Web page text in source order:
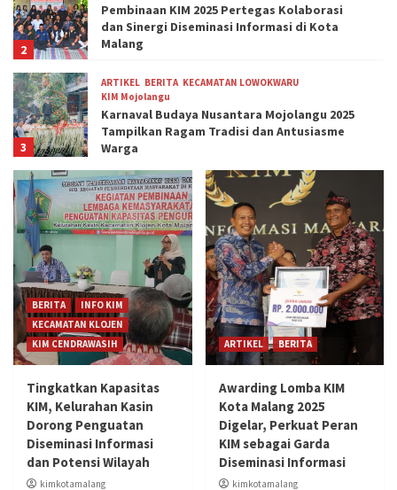
2
Pembinaan KIM 2025 Pertegas Kolaborasi
dan Sinergi Diseminasi Informasi di Kota
Malang
3
ARTIKEL BERITA KECAMATAN LOWOKWARU
KIM Mojolangu
Karnaval Budaya Nusantara Mojolangu 2025
Tampilkan Ragam Tradisi dan Antusiasme
Warga
4
ARTIKEL BERITA NEWS UTAMA
4 Cara Mengembalikan Indra Penciuman
Akibat Anosmia
5
ARTIKEL BERITA NEWS UTAMA
Tidak Hanya Sebagai Bahan Membuat
Bumbu Masakan, Bawang Putih Banyak
Manfaat Bagi Kesehatan Tubuh
ARTIKEL BERITA
Awarding Lomba KIM Kota Malang 2025
Digelar, Perkuat Peran KIM sebagai Garda
Diseminasi Informasi
BERITA
INFO KIM
KECAMATAN KLOJEN
KIM CENDRAWASIH
Tingkatkan Kapasitas
KIM, Kelurahan Kasin
Dorong Penguatan
Diseminasi Informasi
dan Potensi Wilayah
kimkotamalang
ARTIKEL BERITA
Awarding Lomba KIM
Kota Malang 2025
Digelar, Perkuat Peran
KIM sebagai Garda
Diseminasi Informasi
kimkotamalang